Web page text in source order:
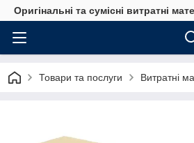
Оригінальні та сумісні витратні
Товари та послуги Витратні